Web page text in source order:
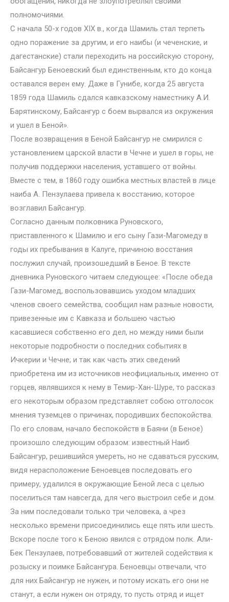
полномочиями.
С начала 50-х годов XIX в., когда Шамиль стал терпеть
одно поражение за другим, и его наибы (и чеченские, и
дагестанские) стали переходить на российскую сторону,
Байсангур Беноевский был единственным, кто до конца
оставался верен ему. Даже в Гунибе, когда 25 августа
1859 года Шамиль сдался кавказскому наместнику А.И.
Барятинскому, Байсангур с боем вырвался из окружения
и ушел в Беной».
После возвращения в Беной Байсангур не смирился с
установлением царской власти в Чечне и ушел в горы, не
получив поддержки населения, уставшего от войны.
Вместе с тем, в 1860 году ошибка местных властей в лице
наиба А. Пензулаева привела к восстанию, которое
возглавил Байсангур.
Согласно данным полковника Руновского,
приставленного к Шамилю и его сыну Гази-Магомеду в
годы их пребывания в Калуге, причиною восстания
послужил случай, произошедший в Беное. В тексте
дневника Руновского читаем следующее: «После обеда
Гази-Магомед, воспользовавшись уходом младших
членов своего семейства, сообщил нам разные новости,
привезенные им с Кавказа и большею частью
касавшиеся собственно его дел, но между ними были
некоторые подробности о последних событиях в
Ичкерии и Чечне; и так как часть этих сведений
приобретена им из источников неофициальных, именно от
горцев, являвшихся к нему в Темир-Хан-Шуре, то рассказ
его некоторым образом представляет собою отголосок
мнения туземцев о причинах, породивших беспокойства.
По его словам, начало беспокойств в Баяни (в Беное)
произошло следующим образом: известный Наиб
Байсангур, решившийся умереть, но не сдаваться русским,
видя нерасположение Беноевцев последовать его
примеру, удалился в окружающие Беной леса с целью
поселиться там навсегда, для чего выстроил себе и дом.
За ним последовали только три человека, а чрез
несколько времени присоединились еще пять или шесть.
Вскоре после того к Беною явился с отрядом полк. Али-
Бек Пензулаев, потребовавший от жителей содействия к
розыску и поимке Байсангура. Беноевцы отвечали, что
для них Байсангур не нужен, и потому искать его они не
станут, а если нужен он отряду, то пусть отряд и ищет